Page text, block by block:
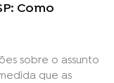
Como
sobre o assunto
que as